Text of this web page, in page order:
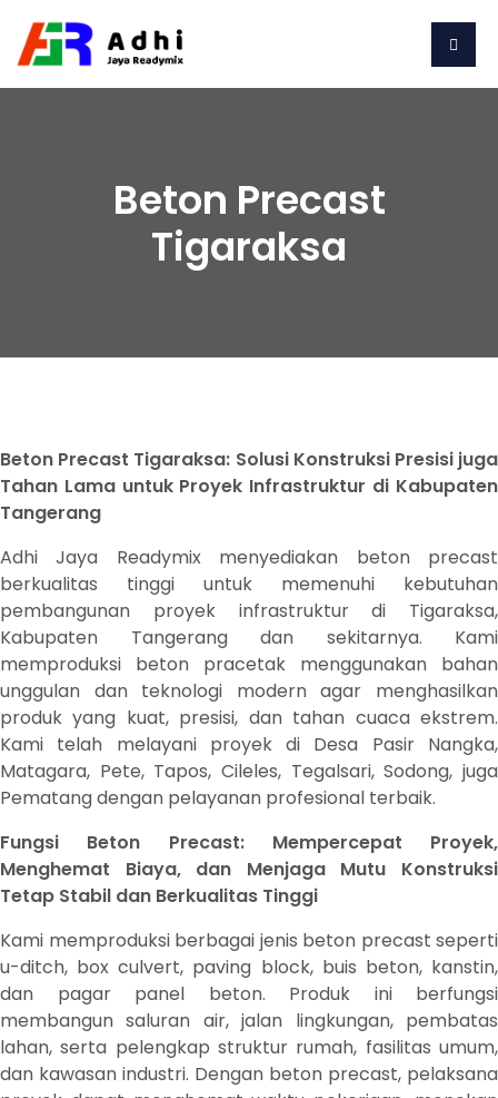
Beton Precast
Tigaraksa
Beton Precast Tigaraksa: Solusi Konstruksi Presisi juga
Tahan Lama untuk Proyek Infrastruktur di Kabupaten
Tangerang
Adhi Jaya Readymix menyediakan beton precast
berkualitas tinggi untuk memenuhi kebutuhan
pembangunan proyek infrastruktur di Tigaraksa,
Kabupaten Tangerang dan sekitarnya. Kami
memproduksi beton pracetak menggunakan bahan
unggulan dan teknologi modern agar menghasilkan
produk yang kuat, presisi, dan tahan cuaca ekstrem.
Kami telah melayani proyek di Desa Pasir Nangka,
Matagara, Pete, Tapos, Cileles, Tegalsari, Sodong, juga
Pematang dengan pelayanan profesional terbaik.
Fungsi Beton Precast: Mempercepat Proyek,
Menghemat Biaya, dan Menjaga Mutu Konstruksi
Tetap Stabil dan Berkualitas Tinggi
Kami memproduksi berbagai jenis beton precast seperti
u-ditch, box culvert, paving block, buis beton, kanstin,
dan pagar panel beton. Produk ini berfungsi
membangun saluran air, jalan lingkungan, pembatas
lahan, serta pelengkap struktur rumah, fasilitas umum,
dan kawasan industri. Dengan beton precast, pelaksana